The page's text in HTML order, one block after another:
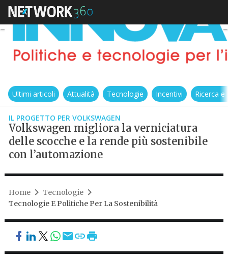
Ultimi articoli Attualità Tecnologie Incentivi Ricerca
IL PROGETTO PER VOLKSWAGEN
Volkswagen migliora la verniciatura
delle scocche e la rende più sostenibile
con l’automazione
Home
Tecnologie
Tecnologie E Politiche Per La Sostenibilità